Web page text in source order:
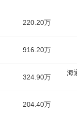
220.20万
916.20万
324.90万
海
204.40万